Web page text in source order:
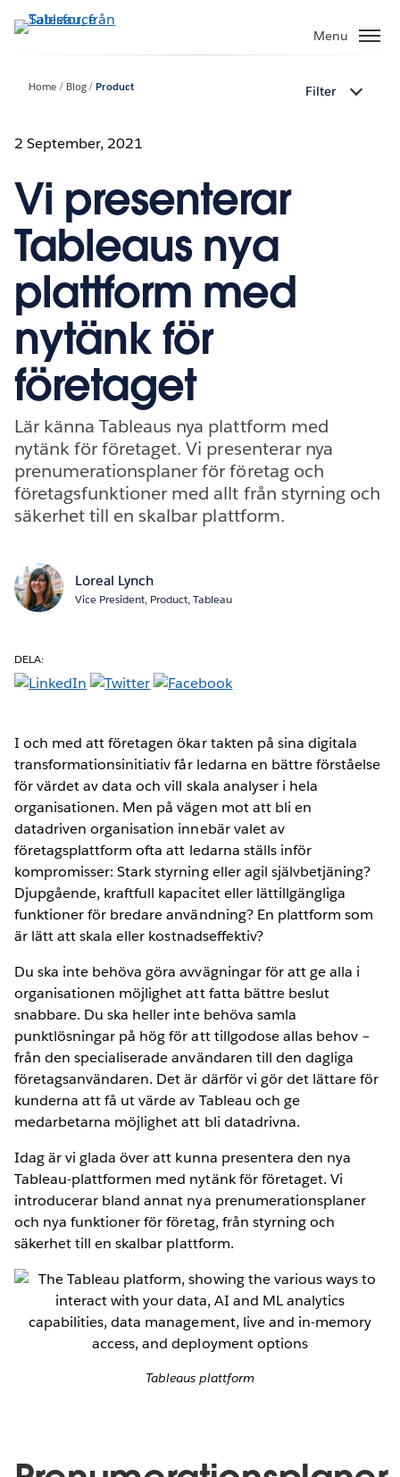
vidare
Menu
Home Blog Product Filter
2 September, 2021
Vi presenterar
Tableaus nya
plattform med
nytänk för
företaget
Lär känna Tableaus nya plattform med
nytänk för företaget. Vi presenterar nya
prenumerationsplaner för företag och
företagsfunktioner med allt från styrning och
säkerhet till en skalbar plattform.
Loreal Lynch
Vice President, Product, Tableau
DELA:
I och med att företagen ökar takten på sina digitala
transformationsinitiativ får ledarna en bättre förståelse
för värdet av data och vill skala analyser i hela
organisationen. Men på vägen mot att bli en
datadriven organisation innebär valet av
företagsplattform ofta att ledarna ställs inför
kompromisser: Stark styrning eller agil självbetjäning?
Djupgående, kraftfull kapacitet eller lättillgängliga
funktioner för bredare användning? En plattform som
är lätt att skala eller kostnadseffektiv?
Du ska inte behöva göra avvägningar för att ge alla i
organisationen möjlighet att fatta bättre beslut
snabbare. Du ska heller inte behöva samla
punktlösningar på hög för att tillgodose allas behov –
från den specialiserade användaren till den dagliga
företagsanvändaren. Det är därför vi gör det lättare för
kunderna att få ut värde av Tableau och ge
medarbetarna möjlighet att bli datadrivna.
Idag är vi glada över att kunna presentera den nya
Tableau-plattformen med nytänk för företaget. Vi
introducerar bland annat nya prenumerationsplaner
och nya funktioner för företag, från styrning och
säkerhet till en skalbar plattform.
Tableaus plattform